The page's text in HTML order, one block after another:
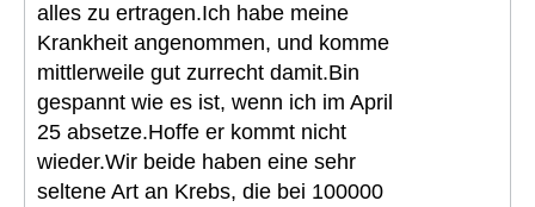
alles zu ertragen.Ich habe meine
Krankheit angenommen, und komme
mittlerweile gut zurrecht damit.Bin
gespannt wie es ist, wenn ich im April
25 absetze.Hoffe er kommt nicht
wieder.Wir beide haben eine sehr
seltene Art an Krebs, die bei 100000